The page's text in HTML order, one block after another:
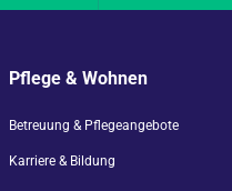
Pflege & Wohnen
Betreuung & Pflegeangebote
Karriere & Bildung